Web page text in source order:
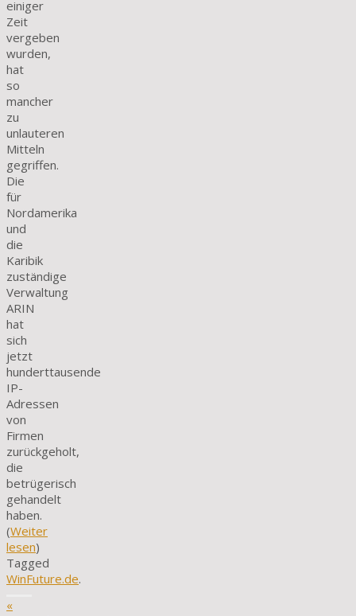
einiger
Zeit
vergeben
wurden,
hat
so
mancher
zu
unlauteren
Mitteln
gegriffen.
Die
für
Nordamerika
und
die
Karibik
zuständige
Verwaltung
ARIN
hat
sich
jetzt
hunderttausende
IP-
Adressen
von
Firmen
zurückgeholt,
die
betrügerisch
gehandelt
haben.
(Weiter
lesen)
Tagged
WinFuture.de.
«